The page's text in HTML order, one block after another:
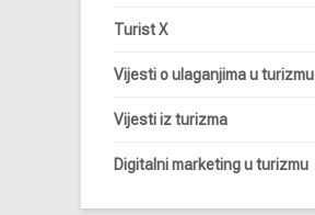
Turist X
Vijesti o ulaganjima u turizmu
Vijesti iz turizma
Digitalni marketing u turizmu